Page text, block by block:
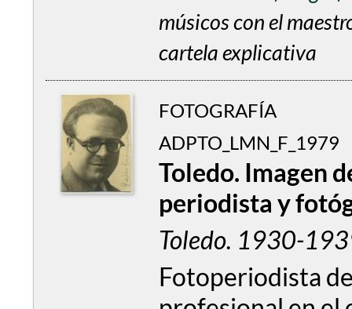
músicos con el
cartela explicativa
FOTOGRAFÍA
ADPTO_LMN_F_1979
Toledo. Imagen
periodista y
Toledo. 1930-
Fotoperiodista